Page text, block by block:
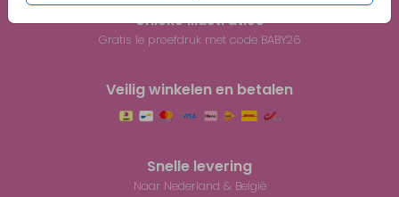
Unieke illustraties
Gratis 1e proefdruk met code BABY26
Veilig winkelen en betalen
Snelle levering
Naar Nederland & België